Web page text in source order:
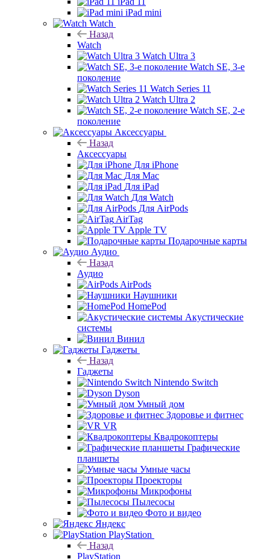
iPad mini
Watch
Назад
Watch
Watch Ultra 3
Watch SE, 3-е
поколение
Watch Series 11
Watch Ultra 2
Watch SE, 2-е
поколение
Аксессуары
Назад
Аксессуары
Для iPhone
Для Mac
Для iPad
Для Watch
Для AirPods
AirTag
Apple TV
Подарочные карты
Аудио
Назад
Аудио
AirPods
Наушники
HomePod
Акустические
системы
Винил
Гаджеты
Назад
Гаджеты
Nintendo Switch
Dyson
Умный дом
Здоровье и фитнес
VR
Квадрокоптеры
Графические
планшеты
Умные часы
Проекторы
Микрофоны
Пылесосы
Фото и видео
Яндекс
PlayStation
Назад
PlayStation